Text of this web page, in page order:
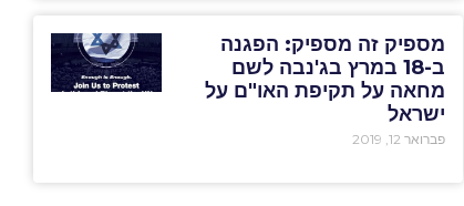
מספיק זה מספיק: הפגנה
ב-18 במרץ בג'נבה לשם
מחאה על תקיפת האו"ם על
ישראל
פברואר 12, 2019